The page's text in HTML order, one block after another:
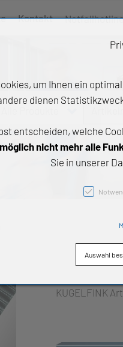
Kontakt
Alle Produkte
Wälz- und Gleitlager
Antriebstechnik
Chemische Produkte
Alle Produkte
KUGELFINK
um Ihnen ein
dienen
entscheiden, welche
nicht mehr alle
Sie in unserer
Auswahl